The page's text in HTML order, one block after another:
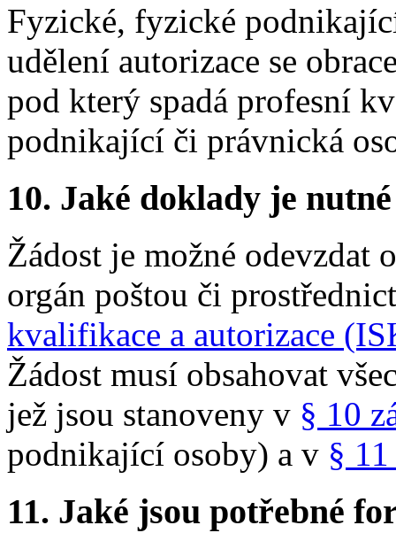
Fyzické, fyzické
udělení autorizace se
pod který spadá profesní
podnikající či právnická
10. Jaké doklady je
Žádost je možné odevzdat
orgán poštou či
kvalifikace a autorizace
Žádost musí obsahovat
jež jsou stanoveny v § 10
podnikající osoby) a v §
11. Jaké jsou potřebné